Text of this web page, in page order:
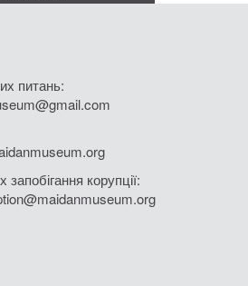
питань:
запобігання корупції: